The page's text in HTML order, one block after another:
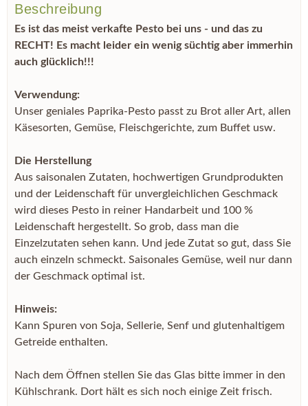
Beschreibung
Es ist das meist verkafte Pesto bei uns - und das zu
RECHT! Es macht leider ein wenig süchtig aber immerhin
auch glücklich!!!
Verwendung:
Unser geniales Paprika-Pesto passt zu Brot aller Art, allen
Käsesorten, Gemüse, Fleischgerichte, zum Buffet usw.
Die Herstellung
Aus saisonalen Zutaten, hochwertigen Grundprodukten
und der Leidenschaft für unvergleichlichen Geschmack
wird dieses Pesto in reiner Handarbeit und 100 %
Leidenschaft hergestellt. So grob, dass man die
Einzelzutaten sehen kann. Und jede Zutat so gut, dass Sie
auch einzeln schmeckt. Saisonales Gemüse, weil nur dann
der Geschmack optimal ist.
Hinweis:
Kann Spuren von Soja, Sellerie, Senf und glutenhaltigem
Getreide enthalten.
Nach dem Öffnen stellen Sie das Glas bitte immer in den
Kühlschrank. Dort hält es sich noch einige Zeit frisch.